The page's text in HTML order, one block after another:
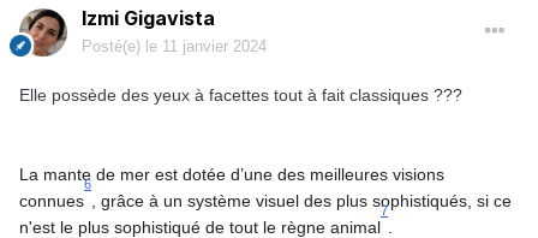
Izmi Gigavista
Posté(e) le 11 janvier 2024
Elle possède des yeux à facettes tout à fait classiques ???
La mante de mer est dotée d’une des meilleures visions
connues
6
, grâce à un système visuel des plus sophistiqués, si ce
n'est le plus sophistiqué de tout le règne animal
7